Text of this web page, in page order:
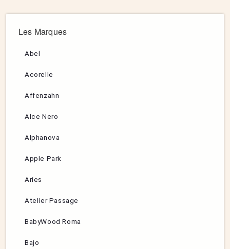
Les Marques
Abel
Acorelle
Affenzahn
Alce Nero
Alphanova
Apple Park
Aries
Atelier Passage
BabyWood Roma
Bajo